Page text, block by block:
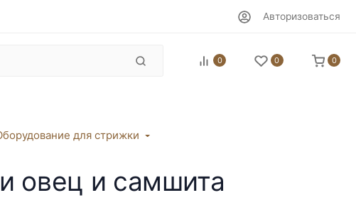
Авторизоваться
0 0 0
для стрижки
овец и самшита